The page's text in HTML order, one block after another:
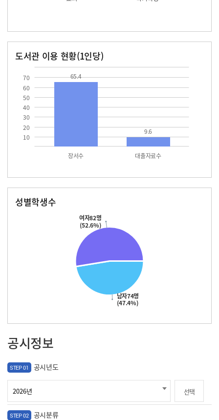
도서관 이용 현황(1인당)
10
20
30
40
50
60
70
장서수 대출자료수
65.4
9.6
성별학생수
남자74명
(47.4%)
여자82명
(52.6%)
공시정보
STEP 01 공시년도
선택
STEP 02 공시분류